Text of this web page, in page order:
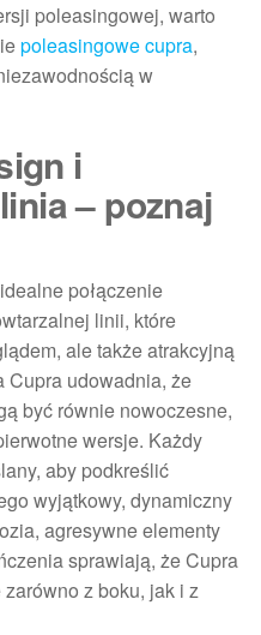
poleasingowej, warto
poleasingowe cupra,
w
i
– poznaj
połączenie
linii, które
ale także atrakcyjną
Cupra udowadnia, że
być równie nowoczesne,
wersje. Każdy
aby podkreślić
wyjątkowy, dynamiczny
agresywne elementy
sprawiają, że Cupra
z boku, jak i z